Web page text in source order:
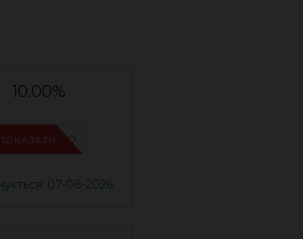
10.00%
IFP6ES4O
07-08-2026